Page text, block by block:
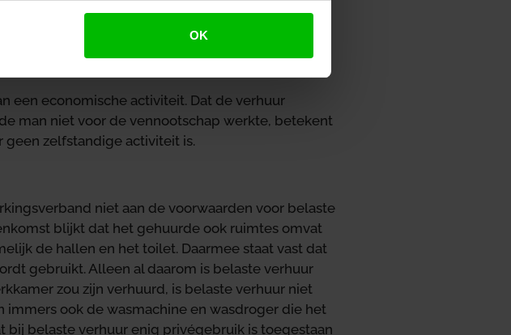
OK
de btw op de bouwkosten terug. De inspecteur
een economische activiteit. Dat de verhuur
man niet voor de vennootschap werkte, betekent
zelfstandige activiteit is.
niet aan de voorwaarden voor belaste
blijkt dat het gehuurde ook ruimtes omvat
de hallen en het toilet. Daarmee staat vast dat
gebruikt. Alleen al daarom is belaste verhuur
zou zijn verhuurd, is belaste verhuur niet
immers ook de wasmachine en wasdroger die het
bij belaste verhuur enig privégebruik is toegestaan